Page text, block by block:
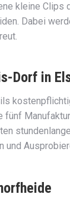
kleine Clips
Dabei
Dorf in
fünf
und